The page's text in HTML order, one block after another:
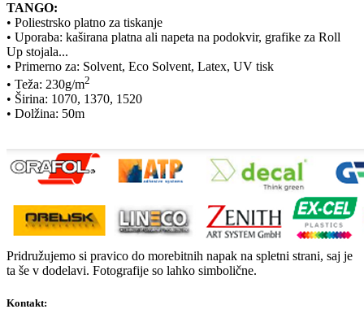
TANGO:
• Poliestrsko platno za tiskanje
• Uporaba: kaširana platna ali napeta na podokvir, grafike za Roll
Up stojala...
• Primerno za: Solvent, Eco Solvent, Latex, UV tisk
• Teža: 230g/m2
• Širina: 1070, 1370, 1520
• Dolžina: 50m
Pridružujemo si pravico do morebitnih napak na spletni strani, saj je
ta še v dodelavi. Fotografije so lahko simbolične.
Kontakt: